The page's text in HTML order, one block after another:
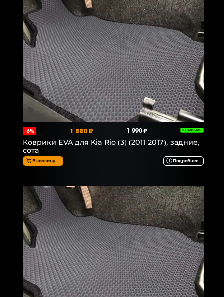
-6% 1 880 ₽ 1 990 ₽ В НАЛИЧИИ
Коврики EVA для Kia Rio (3) (2011-2017), задние,
сота
В корзину Подробнее